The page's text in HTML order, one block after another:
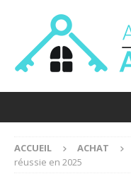
ACCUEIL ACHAT
réussie en 2025